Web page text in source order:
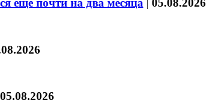
ещё почти на два месяца | 05.08.2026
05.08.2026